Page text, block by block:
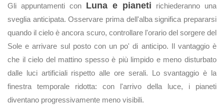
Gli appuntamenti con Luna e pianeti richiederanno una
sveglia anticipata. Osservare prima dell'alba significa prepararsi
quando il cielo è ancora scuro, controllare l'orario del sorgere del
Sole e arrivare sul posto con un po' di anticipo. Il vantaggio è
che il cielo del mattino spesso è più limpido e meno disturbato
dalle luci artificiali rispetto alle ore serali. Lo svantaggio è la
finestra temporale ridotta: con l'arrivo della luce, i pianeti
diventano progressivamente meno visibili.